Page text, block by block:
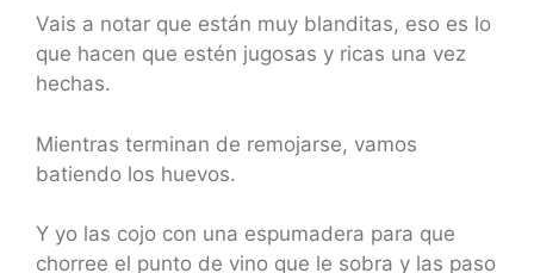
Vais a notar que están muy blanditas, eso es lo
que hacen que estén jugosas y ricas una vez
hechas.
Mientras terminan de remojarse, vamos
batiendo los huevos.
Y yo las cojo con una espumadera para que
chorree el punto de vino que le sobra y las paso